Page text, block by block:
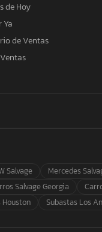
de Hoy
Ya
de Ventas
Salvage Mercedes
Salvage Georgia
Houston Subastas Los